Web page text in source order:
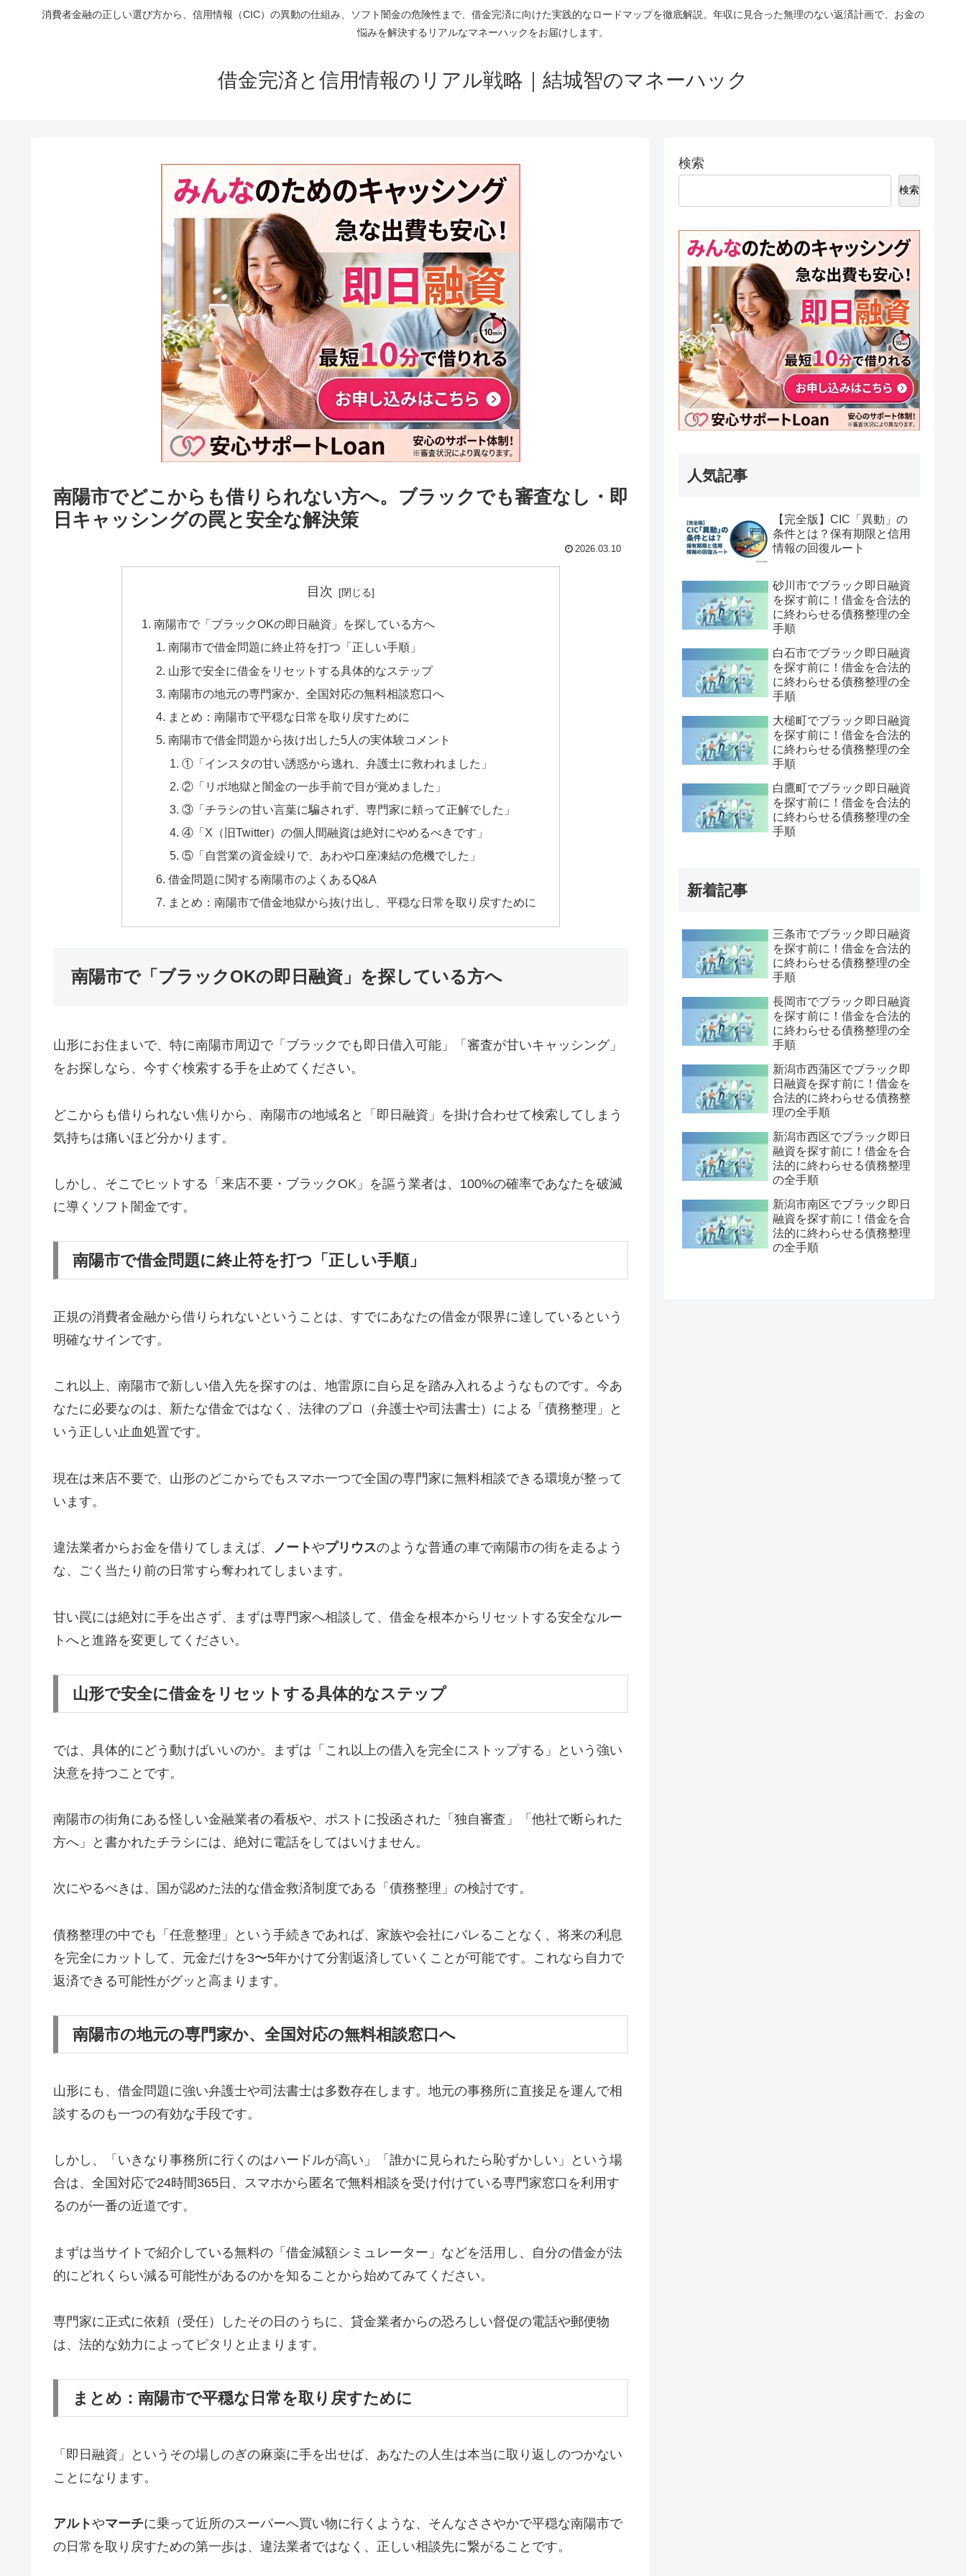
消費者金融の正しい選び方から、信用情報（CIC）の異動の仕組み、ソフト闇金の危険性まで、借金完済に向けた実践的なロードマップを徹底解説。年収に見合った無理のない返済計画で、お金の
悩みを解決するリアルなマネーハックをお届けします。
借金完済と信用情報のリアル戦略｜結城智のマネーハック
南陽市でどこからも借りられない方へ。ブラックでも審査なし・即
日キャッシングの罠と安全な解決策
2026.03.10
目次
南陽市で「ブラックOKの即日融資」を探している方へ
南陽市で借金問題に終止符を打つ「正しい手順」
山形で安全に借金をリセットする具体的なステップ
南陽市の地元の専門家か、全国対応の無料相談窓口へ
まとめ：南陽市で平穏な日常を取り戻すために
南陽市で借金問題から抜け出した5人の実体験コメント
①「インスタの甘い誘惑から逃れ、弁護士に救われました」
②「リボ地獄と闇金の一歩手前で目が覚めました」
③「チラシの甘い言葉に騙されず、専門家に頼って正解でした」
④「X（旧Twitter）の個人間融資は絶対にやめるべきです」
⑤「自営業の資金繰りで、あわや口座凍結の危機でした」
借金問題に関する南陽市のよくあるQ&A
まとめ：南陽市で借金地獄から抜け出し、平穏な日常を取り戻すために
南陽市で「ブラックOKの即日融資」を探している方へ
山形にお住まいで、特に南陽市周辺で「ブラックでも即日借入可能」「審査が甘いキャッシング」
をお探しなら、今すぐ検索する手を止めてください。
どこからも借りられない焦りから、南陽市の地域名と「即日融資」を掛け合わせて検索してしまう
気持ちは痛いほど分かります。
しかし、そこでヒットする「来店不要・ブラックOK」を謳う業者は、100%の確率であなたを破滅
に導くソフト闇金です。
南陽市で借金問題に終止符を打つ「正しい手順」
正規の消費者金融から借りられないということは、すでにあなたの借金が限界に達しているという
明確なサインです。
これ以上、南陽市で新しい借入先を探すのは、地雷原に自ら足を踏み入れるようなものです。今あ
なたに必要なのは、新たな借金ではなく、法律のプロ（弁護士や司法書士）による「債務整理」と
いう正しい止血処置です。
現在は来店不要で、山形のどこからでもスマホ一つで全国の専門家に無料相談できる環境が整って
います。
違法業者からお金を借りてしまえば、 ノートやプリウスのような普通の車で南陽市の街を走るよう
な、ごく当たり前の日常すら奪われてしまいます。
甘い罠には絶対に手を出さず、まずは専門家へ相談して、借金を根本からリセットする安全なルー
トへと進路を変更してください。
山形で安全に借金をリセットする具体的なステップ
では、具体的にどう動けばいいのか。まずは「これ以上の借入を完全にストップする」という強い
決意を持つことです。
南陽市の街角にある怪しい金融業者の看板や、ポストに投函された「独自審査」「他社で断られた
方へ」と書かれたチラシには、絶対に電話をしてはいけません。
次にやるべきは、国が認めた法的な借金救済制度である「債務整理」の検討です。
債務整理の中でも「任意整理」という手続きであれば、家族や会社にバレることなく、将来の利息
を完全にカットして、元金だけを3〜5年かけて分割返済していくことが可能です。これなら自力で
返済できる可能性がグッと高まります。
南陽市の地元の専門家か、全国対応の無料相談窓口へ
山形にも、借金問題に強い弁護士や司法書士は多数存在します。地元の事務所に直接足を運んで相
談するのも一つの有効な手段です。
しかし、「いきなり事務所に行くのはハードルが高い」「誰かに見られたら恥ずかしい」という場
合は、全国対応で24時間365日、スマホから匿名で無料相談を受け付けている専門家窓口を利用す
るのが一番の近道です。
まずは当サイトで紹介している無料の「借金減額シミュレーター」などを活用し、自分の借金が法
的にどれくらい減る可能性があるのかを知ることから始めてみてください。
専門家に正式に依頼（受任）したその日のうちに、貸金業者からの恐ろしい督促の電話や郵便物
は、法的な効力によってピタリと止まります。
まとめ：南陽市で平穏な日常を取り戻すために
「即日融資」というその場しのぎの麻薬に手を出せば、あなたの人生は本当に取り返しのつかない
ことになります。
アルトやマーチに乗って近所のスーパーへ買い物に行くような、そんなささやかで平穏な南陽市で
の日常を取り戻すための第一歩は、違法業者ではなく、正しい相談先に繋がることです。
検索
検索
人気記事
【完全版】CIC「異動」の
条件とは？保有期限と信用
情報の回復ルート
砂川市でブラック即日融資
を探す前に！借金を合法的
に終わらせる債務整理の全
手順
白石市でブラック即日融資
を探す前に！借金を合法的
に終わらせる債務整理の全
手順
大槌町でブラック即日融資
を探す前に！借金を合法的
に終わらせる債務整理の全
手順
白鷹町でブラック即日融資
を探す前に！借金を合法的
に終わらせる債務整理の全
手順
新着記事
三条市でブラック即日融資
を探す前に！借金を合法的
に終わらせる債務整理の全
手順
長岡市でブラック即日融資
を探す前に！借金を合法的
に終わらせる債務整理の全
手順
新潟市西蒲区でブラック即
日融資を探す前に！借金を
合法的に終わらせる債務整
理の全手順
新潟市西区でブラック即日
融資を探す前に！借金を合
法的に終わらせる債務整理
の全手順
新潟市南区でブラック即日
融資を探す前に！借金を合
法的に終わらせる債務整理
の全手順